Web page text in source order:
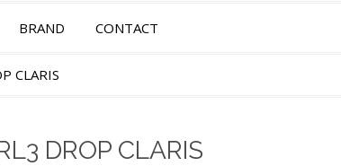
BRAND CONTACT
CLARIS
DROP CLARIS